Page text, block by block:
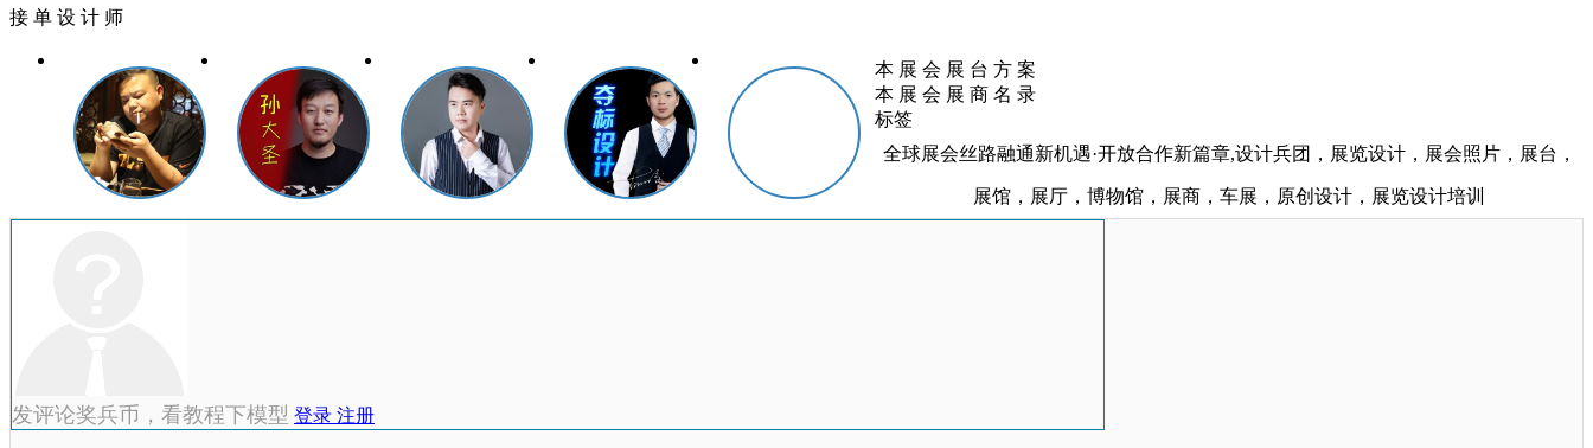
接 单 设 计 师
本 展 会 展 台 方 案
本 展 会 展 商 名 录
标签
全球展会丝路融通新机遇·开放合作新篇章,设计兵团，展览设计，展会照片，展台，
展馆，展厅，博物馆，展商，车展，原创设计，展览设计培训
发评论奖兵币，看教程下模型 登录 注册